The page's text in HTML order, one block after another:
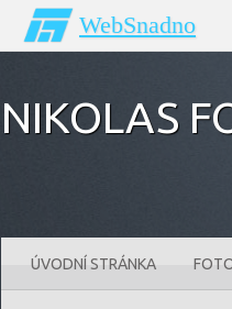
WebSnadno
NIKOLAS
ÚVODNÍ STRÁNKA